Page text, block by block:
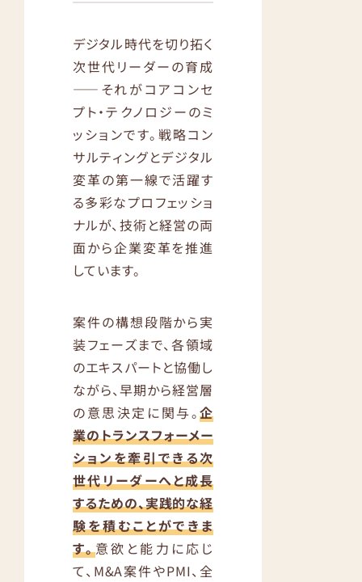
デジタル時代を切り拓く
次世代リーダーの育成
——それがコアコンセ
プト・テクノロジーのミ
ッションです。戦略コン
サルティングとデジタル
変革の第一線で活躍す
る多彩なプロフェッショ
ナルが、技術と経営の両
面から企業変革を推進
しています。
案件の構想段階から実
装フェーズまで、各領域
のエキスパートと協働し
ながら、早期から経営層
の意思決定に関与。企
業のトランスフォーメー
ションを牽引できる次
世代リーダーへと成長
するための、実践的な経
験を積むことができま
す。意欲と能力に応じ
て、M&A案件やPMI、全